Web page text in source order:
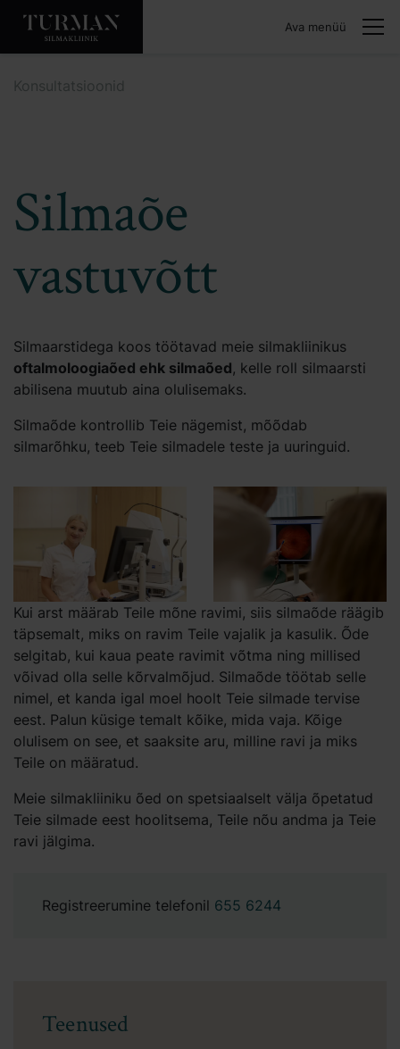
Ava menüü
Konsultatsioonid
Silmaõe
vastuvõtt
Silmaarstidega koos töötavad meie silmakliinikus
oftalmoloogiaõed ehk silmaõed, kelle roll silmaarsti
abilisena muutub aina olulisemaks.
Silmaõde kontrollib Teie nägemist, mõõdab
silmarõhku, teeb Teie silmadele teste ja uuringuid.
Kui arst määrab Teile mõne ravimi, siis silmaõde räägib
täpsemalt, miks on ravim Teile vajalik ja kasulik. Õde
selgitab, kui kaua peate ravimit võtma ning millised
võivad olla selle kõrvalmõjud. Silmaõde töötab selle
nimel, et kanda igal moel hoolt Teie silmade tervise
eest. Palun küsige temalt kõike, mida vaja. Kõige
olulisem on see, et saaksite aru, milline ravi ja miks
Teile on määratud.
Meie silmakliiniku õed on spetsiaalselt välja õpetatud
Teie silmade eest hoolitsema, Teile nõu andma ja Teie
ravi jälgima.
Registreerumine telefonil 655 6244
Teenused